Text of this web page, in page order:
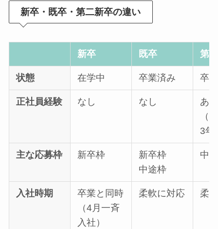
新卒・既卒・第二新卒の違い
新卒 既卒 第
状態 在学中 卒業済み 卒
正社員経験 なし なし
あ
（
3年
主な応募枠 新卒枠
新卒枠
中途枠
中
入社時期
卒業と同時
（4月一斉
入社）
柔軟に対応 柔